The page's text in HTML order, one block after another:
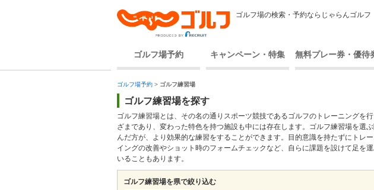
ゴルフ場の検索・予約ならじゃらんゴルフ
ゴルフ場予約 キャンペーン・特集 無料プレー券・優待
ゴルフ場予約 > ゴルフ練習場
ゴルフ練習場を探す
ゴルフ練習場とは、その名の通りスポーツ競技であるゴルフのトレーニングを
ざまであり、変わった特色を持つ施設も中には存在します。ゴルフ練習場を選
んだ方が、より効果的な練習をすることができます。目的意識を持たずにトレ
イングの改善やショット時のフォームチェックなど、自らに課題を設けて足を
いることもあります。
ゴルフ練習場を県で絞り込む